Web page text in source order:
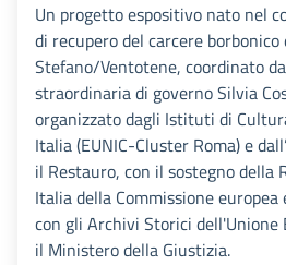
Un progetto espositivo nato nel
di recupero del carcere borbonico
Stefano/Ventotene, coordinato
straordinaria di governo Silvia
organizzato dagli Istituti di
Italia (EUNIC-Cluster Roma) e
il Restauro, con il sostegno della
Italia della Commissione
con gli Archivi Storici dell'Unione
il Ministero della Giustizia.